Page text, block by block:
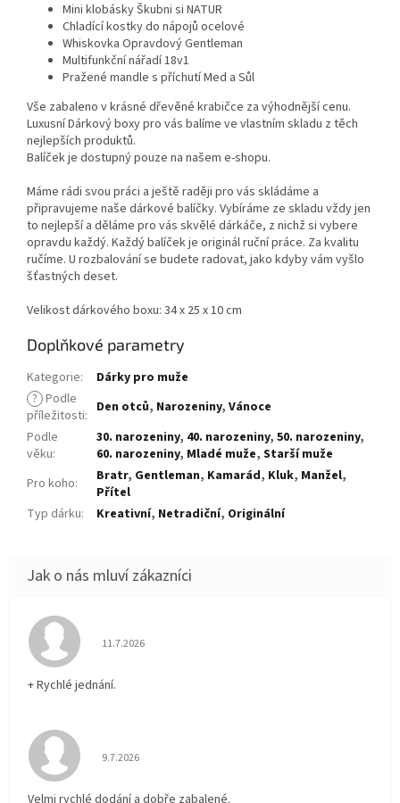
Mini klobásky Škubni si NATUR
Chladící kostky do nápojů ocelové
Whiskovka Opravdový Gentleman
Multifunkční nářadí 18v1
Pražené mandle s příchutí Med a Sůl
Vše zabaleno v krásné dřevěné krabičce za výhodnější cenu.
Luxusní Dárkový boxy pro vás balíme ve vlastním skladu z těch
nejlepších produktů.
Balíček je dostupný pouze na našem e-shopu.
Máme rádi svou práci a ještě raději pro vás skládáme a
připravujeme naše dárkové balíčky. Vybíráme ze skladu vždy jen
to nejlepší a děláme pro vás skvělé dárkáče, z nichž si vybere
opravdu každý. Každý balíček je originál ruční práce. Za kvalitu
ručíme. U rozbalování se budete radovat, jako kdyby vám vyšlo
šťastných deset.
Velikost dárkového boxu: 34 x 25 x 10 cm
Doplňkové parametry
Kategorie:
Dárky pro muže
? Podle
příležitosti: Den otců, Narozeniny, Vánoce
Podle
věku:
30. narozeniny, 40. narozeniny, 50. narozeniny,
60. narozeniny, Mladé muže, Starší muže
Pro koho: Bratr, Gentleman, Kamarád, Kluk, Manžel,
Přítel
Typ dárku: Kreativní, Netradiční, Originální
Hodnocení obchodu je 5 z 5 hvězdiček.
11.7.2026
+ Rychlé jednání.
Hodnocení obchodu je 5 z 5 hvězdiček.
9.7.2026
Velmi rychlé dodání a dobře zabalené.